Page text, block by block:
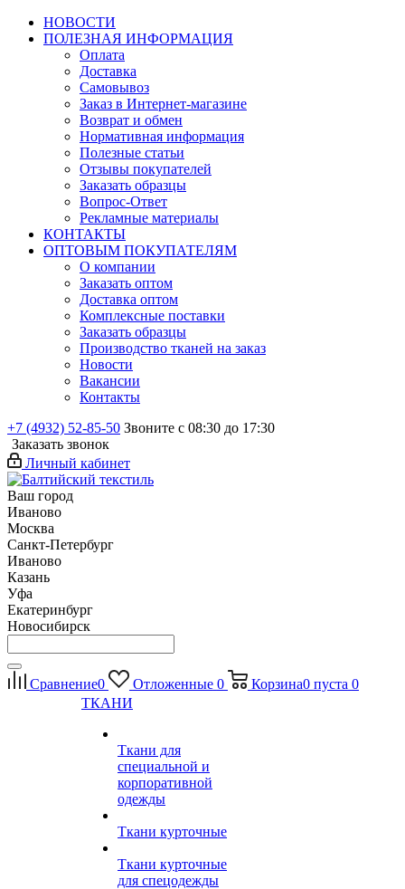
НОВОСТИ
ПОЛЕЗНАЯ ИНФОРМАЦИЯ
Оплата
Доставка
Самовывоз
Заказ в Интернет-магазине
Возврат и обмен
Нормативная информация
Полезные статьи
Отзывы покупателей
Заказать образцы
Вопрос-Ответ
Рекламные материалы
КОНТАКТЫ
ОПТОВЫМ ПОКУПАТЕЛЯМ
О компании
Заказать оптом
Доставка оптом
Комплексные поставки
Заказать образцы
Производство тканей на заказ
Новости
Вакансии
Контакты
+7 (4932) 52-85-50 Звоните с 08:30 до 17:30
Заказать звонок
Личный кабинет
Ваш город
Иваново
Москва
Санкт-Петербург
Иваново
Казань
Уфа
Екатеринбург
Новосибирск
Сравнение0 Отложенные 0 Корзина0 пуста 0
ТКАНИ
Ткани для
специальной и
корпоративной
одежды
Ткани курточные
Ткани курточные
для спецодежды